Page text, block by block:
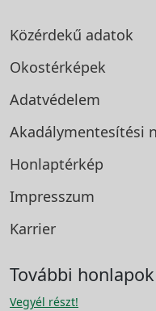
Közérdekű adatok
Okostérképek
Adatvédelem
Akadálymentesítési
Honlaptérkép
Impresszum
Karrier
További honlapok
Vegyél részt!